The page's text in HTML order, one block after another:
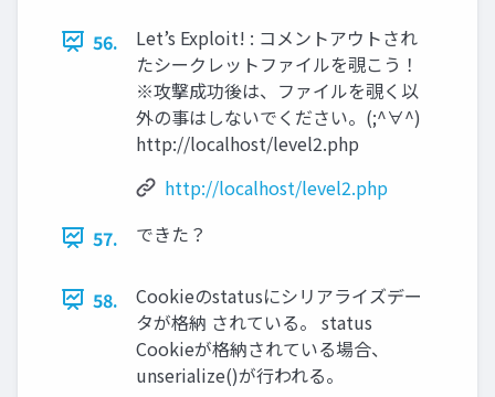
56.
Let’s Exploit! : コメントアウトされ
たシークレットファイルを覗こう！
※攻撃成功後は、ファイルを覗く以
外の事はしないでください。(;^∀^)
http://localhost/level2.php
http://localhost/level2.php
57.
できた？
58.
Cookieのstatusにシリアライズデー
タが格納 されている。 status
Cookieが格納されている場合、
unserialize()が行われる。